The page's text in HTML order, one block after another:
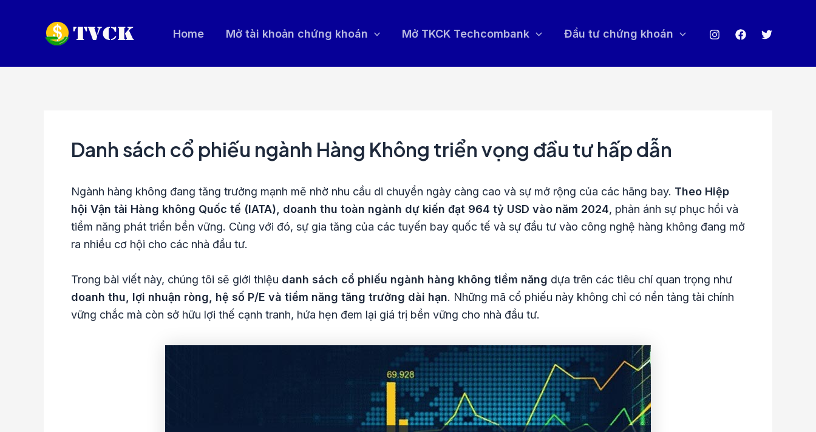
Home Mở tài khoản chứng khoán Mở TKCK Techcombank Đầu tư chứng khoán
Danh sách cổ phiếu ngành Hàng Không triển vọng đầu tư hấp dẫn
Ngành hàng không đang tăng trưởng mạnh mẽ nhờ nhu cầu di chuyển ngày càng cao và sự mở rộng của các hãng bay. Theo Hiệp
hội Vận tải Hàng không Quốc tế (IATA), doanh thu toàn ngành dự kiến đạt 964 tỷ USD vào năm 2024, phản ánh sự phục hồi và
tiềm năng phát triển bền vững. Cùng với đó, sự gia tăng của các tuyến bay quốc tế và sự đầu tư vào công nghệ hàng không đang mở
ra nhiều cơ hội cho các nhà đầu tư.
Trong bài viết này, chúng tôi sẽ giới thiệu danh sách cổ phiếu ngành hàng không tiềm năng dựa trên các tiêu chí quan trọng như
doanh thu, lợi nhuận ròng, hệ số P/E và tiềm năng tăng trưởng dài hạn. Những mã cổ phiếu này không chỉ có nền tảng tài chính
vững chắc mà còn sở hữu lợi thế cạnh tranh, hứa hẹn đem lại giá trị bền vững cho nhà đầu tư.